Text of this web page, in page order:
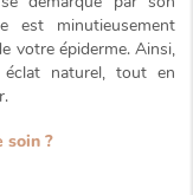
est minutieusement
votre épiderme. Ainsi,
naturel, tout en
soin ?